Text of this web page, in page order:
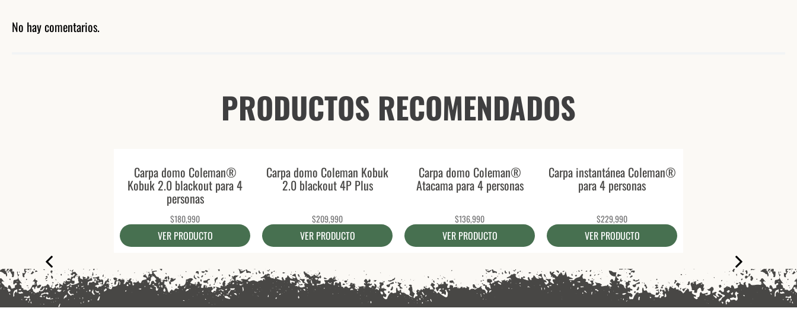
No hay comentarios.
PRODUCTOS RECOMENDADOS
Carpa domo Coleman®
Kobuk 2.0 blackout para 4
Carpa domo Coleman Kobuk
2.0 blackout 4P Plus
Carpa domo Coleman®
Atacama para 4 personas
Carpa instantánea Coleman®
para 4 personas